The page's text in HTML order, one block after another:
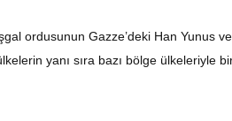
ordusunun Gazze’deki Han Yunus
yanı sıra bazı bölge ülkeleriyle